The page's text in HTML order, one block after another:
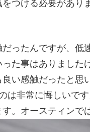
つける必要があり
だったんですが、
た事はありました
い感触だったと思
は非常に悔しいで
。オースティンで